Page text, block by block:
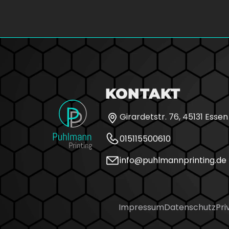
KONTAKT
Girardetstr. 76, 45131 Essen
015115500610
info@puhlmannprinting.de
ImpressumDatenschutz